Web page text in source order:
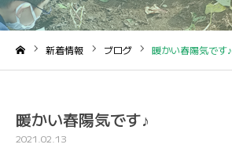
新着情報 ブログ 暖かい春陽気です♪
暖かい春陽気です♪
2021.02.13